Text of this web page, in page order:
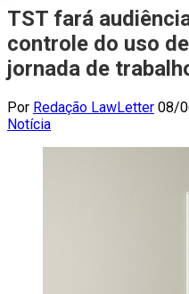
TST fará
controle do uso
jornada de
Por Redação LawLetter 08/
Notícia